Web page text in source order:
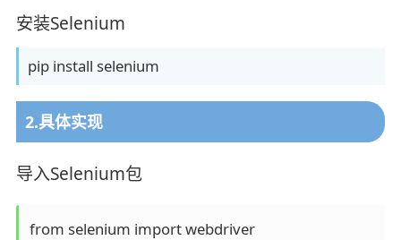
安装Selenium
pip install selenium
2.具体实现
导入Selenium包
from selenium import webdriver